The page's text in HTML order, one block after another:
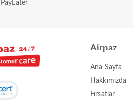
Airpaz
Ana Sayfa
Hakkımızda
Fırsatlar